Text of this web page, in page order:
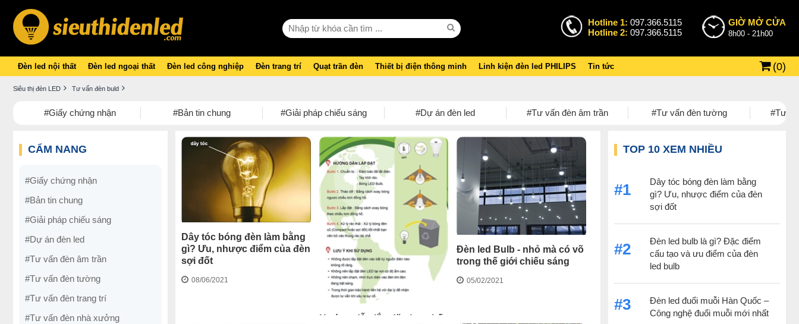
Hotline 1: 097.366.5115
Hotline 2: 097.366.5115
GIỜ MỞ CỬA
8h00 - 21h00
Đèn led nội thất Đèn led ngoại thất Đèn led công nghiệp Đèn trang trí Quạt trần đèn Thiết bị điện thông minh Linh kiện đèn led PHILIPS Tin tức (0)
Siêu thị đèn LED Tư vấn đèn buld
#Giấy chứng nhận #Bản tin chung #Giải pháp chiếu sáng #Dự án đèn led #Tư vấn đèn âm trần #Tư vấn đèn tường #Tư
CẨM NANG
#Giấy chứng nhận
#Bản tin chung
#Giải pháp chiếu sáng
#Dự án đèn led
#Tư vấn đèn âm trần
#Tư vấn đèn tường
#Tư vấn đèn trang trí
#Tư vấn đèn nhà xưởng
Dây tóc bóng đèn làm bằng
gì? Ưu, nhược điểm của đèn
sợi đốt
08/06/2021
Hướng dẫn lắp đặt thay thế
Đèn led Bulb - nhỏ mà có võ
trong thế giới chiếu sáng
05/02/2021
TOP 10 XEM NHIỀU
#1
Dây tóc bóng đèn làm bằng
gì? Ưu, nhược điểm của đèn
sợi đốt
#2
Đèn led bulb là gì? Đặc điểm
cấu tạo và ưu điểm của đèn
led bulb
#3
Đèn led đuổi muỗi Hàn Quốc –
Công nghệ đuổi muỗi mới nhất